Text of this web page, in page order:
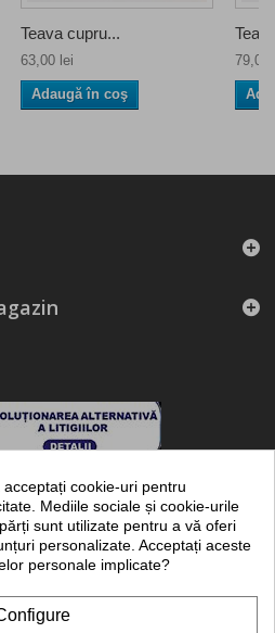
Teava cupru...
63,00 lei
Adaugă în coş
79,00
a KUBITECH SRL - magazin online de
si instalatii frigorifice
cu caracter personal al ANSPDCP cu
21285.
cookie-uri pentru
Mediile sociale și cookie-urile
sunt utilizate pentru a vă oferi
personalizate. Acceptați aceste
personale implicate?